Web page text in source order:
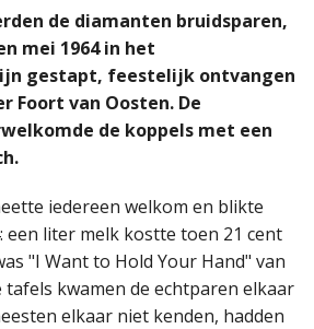
de diamanten bruidsparen,
mei 1964 in het
gestapt, feestelijk ontvangen
Foort van Oosten. De
de koppels met een
iedereen welkom en blikte
een liter melk kostte toen 21 cent
"I Want to Hold Your Hand" van
tafels kwamen de echtparen elkaar
elkaar niet kenden, hadden